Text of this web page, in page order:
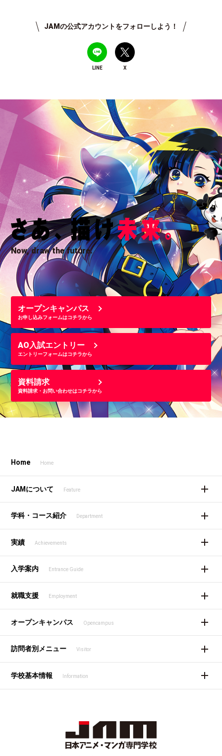
JAMの公式アカウントをフォローしよう！
LINE X
Now, draw the future.
オープンキャンパス
お申し込みフォームはコチラから
AO入試エントリー
エントリーフォームはコチラから
資料請求
資料請求・お問い合わせはコチラから
Home Home
JAMについて Feature
学科・コース紹介 Department
実績 Achievements
入学案内 Entrance Guide
就職支援 Employment
オープンキャンパス Opencampus
訪問者別メニュー Visitor
学校基本情報 Information